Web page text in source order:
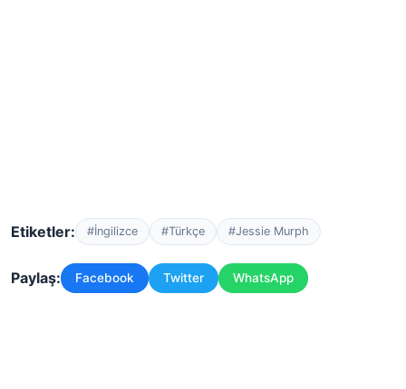
Etiketler: #İngilizce #Türkçe #Jessie Murph
Paylaş: Facebook Twitter WhatsApp